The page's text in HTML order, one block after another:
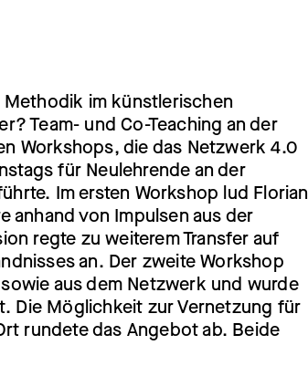
im künstlerischen
Team- und Co-Teaching an der
Workshops, die das Netzwerk 4.0
für Neulehrende an der
Im ersten Workshop lud Florian
anhand von Impulsen aus der
regte zu weiterem Transfer auf
an. Der zweite Workshop
aus dem Netzwerk und wurde
Die Möglichkeit zur Vernetzung für
rundete das Angebot ab. Beide